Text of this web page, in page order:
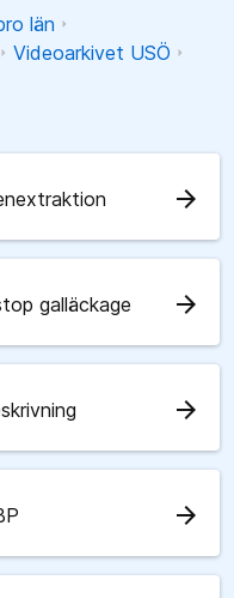
län
Videoarkivet USÖ
arrow_forward
galläckage arrow_forward
arrow_forward
arrow_forward